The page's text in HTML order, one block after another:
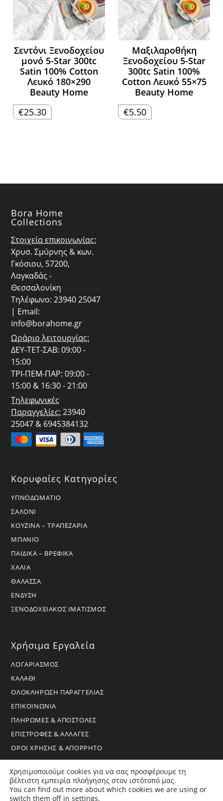
Σεντόνι Ξενοδοχείου
μονό 5-Star 300tc
Satin 100% Cotton
Λευκό 180×290
Beauty Home
€25.30
Μαξιλαροθήκη
Ξενοδοχείου 5-Star
300tc Satin 100%
Cotton Λευκό 55×75
Beauty Home
€5.50
Bora Home
Collections
Στοιχεία επικοινωνίας:
Χρυσ. Σμύρνης & κων.
Γκόσιου, 57200,
Λαγκαδάς -
Θεσσαλονίκη
Τηλέφωνο: 23940 25047
| Email:
info@borahome.gr
Ωράριο λειτουργίας:
ΔΕΥ-ΤΕΤ-ΣΑΒ: 09:00 -
15:00
ΤΡΙ-ΠΕΜ-ΠΑΡ: 09:00 -
15:00 & 16:30 - 21:00
Τηλεφωνικές
Παραγγελίες: 23940
25047 & 6945384132
Κορυφαίες Κατηγορίες
ΥΠΝΟΔΩΜΑΤΙΟ
ΣΑΛΟΝΙ
ΚΟΥΖΙΝΑ – ΤΡΑΠΕΖΑΡΙΑ
ΜΠΑΝΙΟ
ΠΑΙΔΙΚΑ – ΒΡΕΦΙΚΑ
ΧΑΛΙΑ
ΘΑΛΑΣΣΑ
ΕΝΔΥΣΗ
ΞΕΝΟΔΟΧΕΙΑΚΟΣ ΙΜΑΤΙΣΜΟΣ
Χρήσιμα Εργαλεία
ΛΟΓΑΡΙΑΣΜΟΣ
ΚΑΛΑΘΙ
ΟΛΟΚΛΗΡΩΣΗ ΠΑΡΑΓΓΕΛΙΑΣ
ΕΠΙΚΟΙΝΩΝΙΑ
ΠΛΗΡΩΜΕΣ & ΑΠΟΣΤΟΛΕΣ
ΕΠΙΣΤΡΟΦΕΣ & ΑΛΛΑΓΕΣ
ΟΡΟΙ ΧΡΗΣΗΣ & ΑΠΟΡΡΗΤΟ
Copyright 2026 - BoraHome - All Rights Reserved
Χρησιμοποιούμε cookies για να σας προσφέρουμε τη
βέλτιστη εμπειρία πλοήγησης στον ιστότοπό μας.
You can find out more about which cookies we are using or
switch them off in settings.